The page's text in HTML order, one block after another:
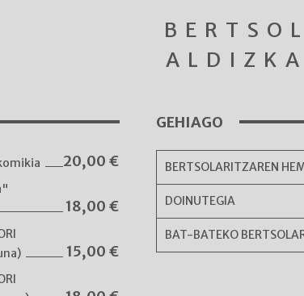
20,00 €
18,00 €
15,00 €
GEHIAGO
BERTSOLARITZAREN
DOINUTEGIA
BAT-BATEKO